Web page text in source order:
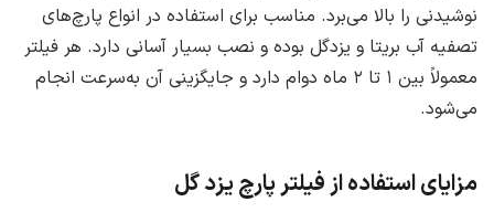
نوشیدنی را بالا می‌برد. مناسب برای استفاده در انواع پارچ‌های
تصفیه آب بریتا و یزدگل بوده و نصب بسیار آسانی دارد. هر فیلتر
معمولاً بین ۱ تا ۲ ماه دوام دارد و جایگزینی آن به‌سرعت انجام
می‌شود.
مزایای استفاده از فیلتر پارچ یزد گل